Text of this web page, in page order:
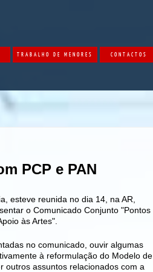
TRABALHO DE MENORES CONTACTOS
PCP e PAN
esteve reunida no dia 14, na AR,
o Comunicado Conjunto "Pontos
às Artes".
no comunicado, ouvir algumas
à reformulação do Modelo de
outros assuntos relacionados com a